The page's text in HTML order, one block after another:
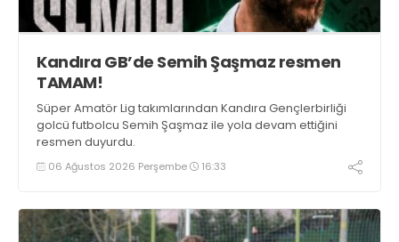
Kandıra GB’de Semih Şaşmaz resmen
TAMAM!
Süper Amatör Lig takımlarından Kandıra Gençlerbirliği
golcü futbolcu Semih Şaşmaz ile yola devam ettiğini
resmen duyurdu.
06 Ağustos 2026 Perşembe 16:33